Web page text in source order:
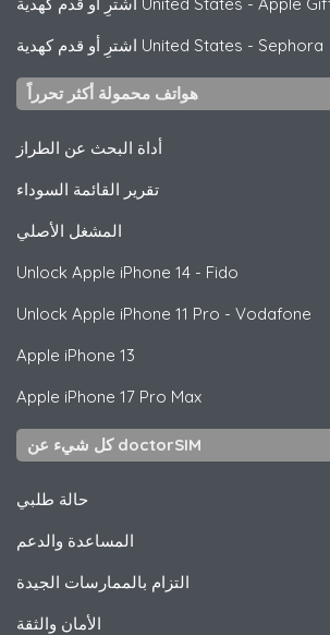
اشترِ أو قدم كهدية United States - Sephora
هواتف محمولة أكثر تحرراً
أداة البحث عن الطراز
تقرير القائمة السوداء
المشغل الأصلي
Unlock Apple iPhone 14 - Fido
Unlock Apple iPhone 11 Pro - Vodafone
Apple iPhone 13
Apple iPhone 17 Pro Max
كل شيء عن doctorSIM
حالة طلبي
المساعدة والدعم
التزام بالممارسات الجيدة
الأمان والثقة